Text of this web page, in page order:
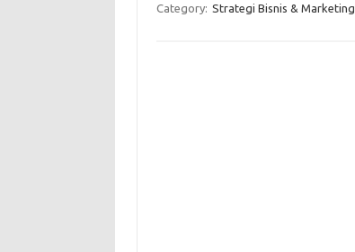
Category: Strategi Bisnis & Marketing